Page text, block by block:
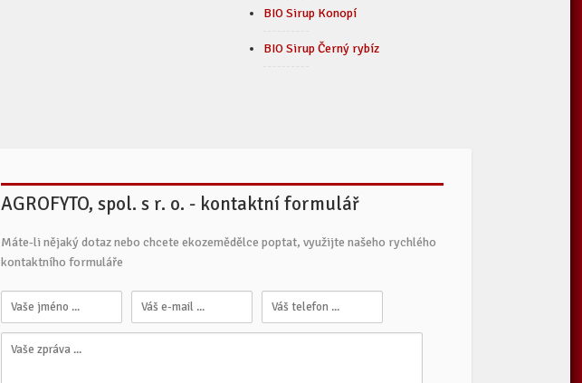
BIO Sirup Konopí
BIO Sirup Černý rybíz
AGROFYTO, spol. s r. o. - kontaktní formulář
Máte-li nějaký dotaz nebo chcete ekozemědělce poptat, využijte našeho rychlého
kontaktního formuláře